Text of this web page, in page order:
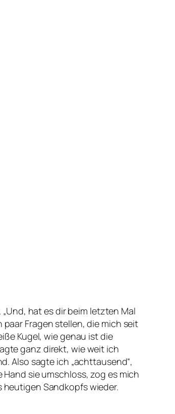
hat es dir beim letzten Mal
Fragen stellen, die mich seit
Kugel, wie genau ist die
ganz direkt, wie weit ich
Also sagte ich „achttausend“,
sie umschloss, zog es mich
Sandkopfs wieder.